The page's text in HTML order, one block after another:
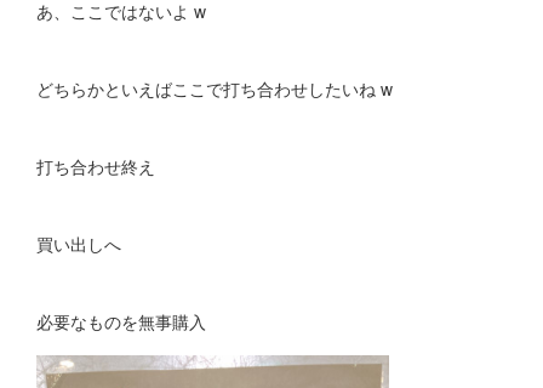
あ、ここではないよ w
どちらかといえばここで打ち合わせしたいね w
打ち合わせ終え
買い出しへ
必要なものを無事購入